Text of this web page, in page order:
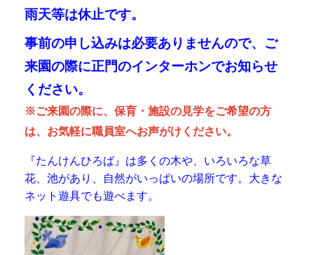
花、池があり、自然がいっぱいの場所です。大きな